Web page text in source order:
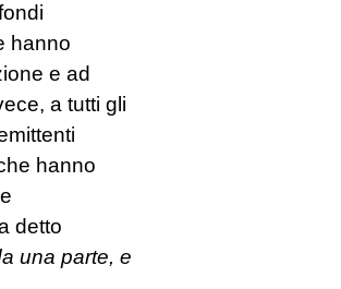
hanno
e ad
a tutti gli
hanno
detto
una parte, e